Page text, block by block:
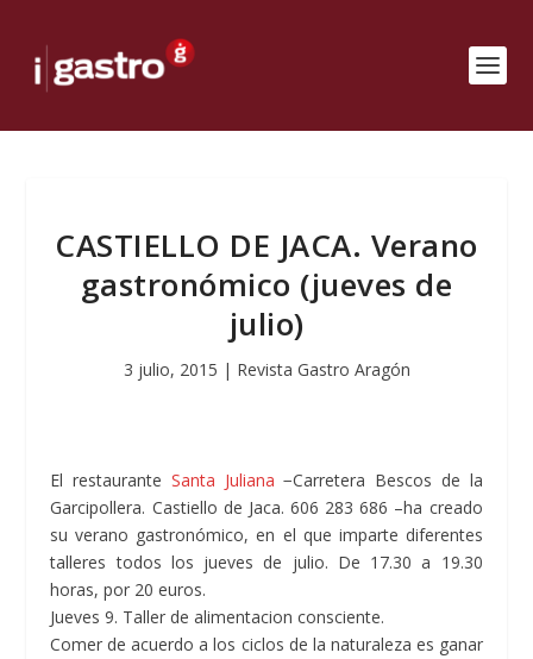
CASTIELLO DE JACA. Verano
gastronómico (jueves de
julio)
3 julio, 2015 | Revista Gastro Aragón
El restaurante Santa Juliana −Carretera Bescos de la
Garcipollera. Castiello de Jaca. 606 283 686 –ha creado
su verano gastronómico, en el que imparte diferentes
talleres todos los jueves de julio. De 17.30 a 19.30
horas, por 20 euros.
Jueves 9. Taller de alimentacion consciente.
Comer de acuerdo a los ciclos de la naturaleza es ganar